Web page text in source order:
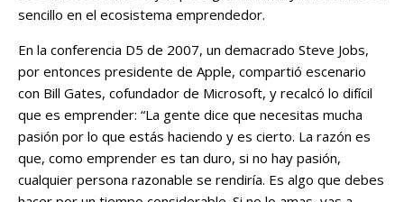
sencillo en el ecosistema emprendedor.
En la conferencia D5 de 2007, un demacrado Steve Jobs,
por entonces presidente de Apple, compartió escenario
con Bill Gates, cofundador de Microsoft, y recalcó lo difícil
que es emprender: “La gente dice que necesitas mucha
pasión por lo que estás haciendo y es cierto. La razón es
que, como emprender es tan duro, si no hay pasión,
cualquier persona razonable se rendiría. Es algo que debes